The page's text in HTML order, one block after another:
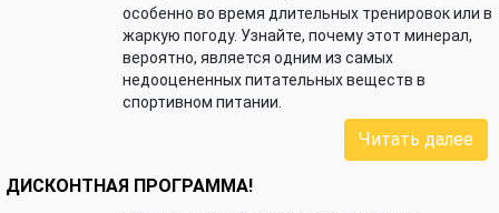
особенно во время длительных тренировок или в
жаркую погоду. Узнайте, почему этот минерал,
вероятно, является одним из самых
недооцененных питательных веществ в
спортивном питании.
Читать далее
ДИСКОНТНАЯ ПРОГРАММА!